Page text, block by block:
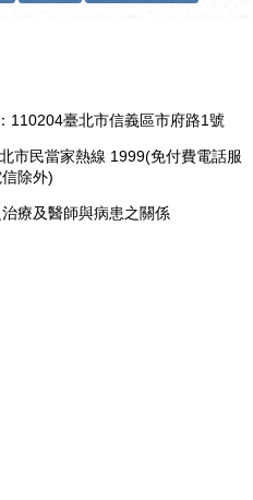
110204臺北市信義區市府路1號
市民當家熱線 1999(免付費電話服
除外)
療及醫師與病患之關係